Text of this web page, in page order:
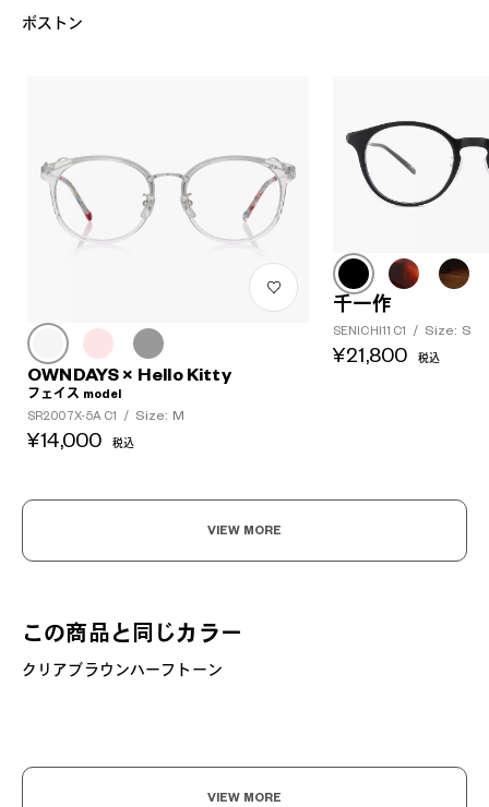
ボストン
OWNDAYS × Hello Kitty
フェイス model
SR2007X-5A C1
/ Size: M
¥14,000 税込
千一作
SENICHI11 C1 / Size: S
¥21,800 税込
VIEW MORE
この商品と同じカラー
クリアブラウンハーフトーン
VIEW MORE